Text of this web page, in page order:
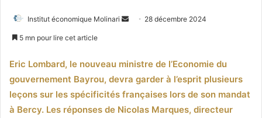
Institut économique Molinari
Envoyer28 décembre 2024
5 mn pour lire cet article
Eric Lombard, le nouveau ministre de l’Economie du
gouvernement Bayrou, devra garder à l’esprit plusieurs
leçons sur les spécificités françaises lors de son mandat
à Bercy. Les réponses de Nicolas Marques, directeur